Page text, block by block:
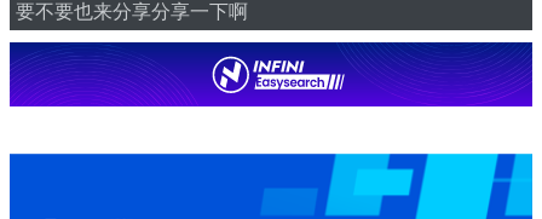
要不要也来分享分享一下啊